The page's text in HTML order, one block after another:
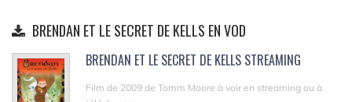
BRENDAN ET LE SECRET DE KELLS EN VOD
BRENDAN ET LE SECRET DE KELLS STREAMING
Film de 2009 de Tomm Moore à voir en streaming ou à